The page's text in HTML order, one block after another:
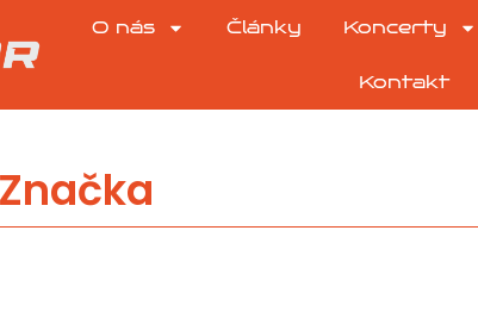
O nás Články Koncerty
Kontakt